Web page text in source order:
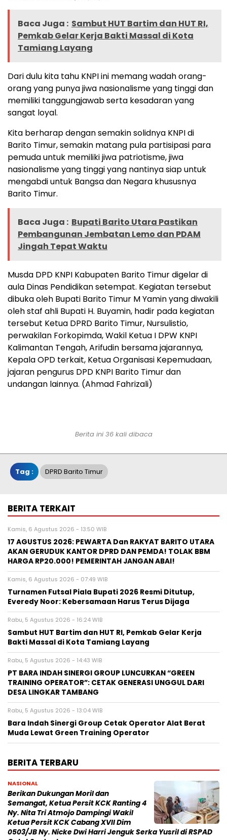
Baca Juga : Sambut HUT Bartim dan HUT RI,
Pemkab Gelar Kerja Bakti Massal di Kota
Tamiang Layang
Dari dulu kita tahu KNPI ini memang wadah orang-
orang yang punya jiwa nasionalisme yang tinggi dan
memiliki tanggungjawab serta kesadaran yang
sangat loyal.
Kita berharap dengan semakin solidnya KNPI di
Barito Timur, semakin matang pula partisipasi para
pemuda untuk memiliki jiwa patriotisme, jiwa
nasionalisme yang tinggi yang nantinya siap untuk
mengabdi untuk Bangsa dan Negara khususnya
Barito Timur.
Baca Juga : Bupati Barito Utara Pastikan
Pembangunan Jembatan Lemo dan PDAM
Jingah Tepat Waktu
Musda DPD KNPI Kabupaten Barito Timur digelar di
aula Dinas Pendidikan setempat. Kegiatan tersebut
dibuka oleh Bupati Barito Timur M Yamin yang diwakili
oleh staf ahli Bupati H. Buyamin, hadir pada kegiatan
tersebut Ketua DPRD Barito Timur, Nursulistio,
perwakilan Forkopimda, Wakil Ketua I DPW KNPI
Kalimantan Tengah, Arifudin bersama jajarannya,
Kepala OPD terkait, Ketua Organisasi Kepemudaan,
jajaran pengurus DPD KNPI Barito Timur dan
undangan lainnya. (Ahmad Fahrizali)
Berita ini 36 kali dibaca
Tag : DPRD Barito Timur
BERITA TERKAIT
Kamis, 6 Agustus 2026 - 13:50 WIB
17 AGUSTUS 2026: PEWARTA Dan RAKYAT BARITO UTARA
AKAN GERUDUK KANTOR DPRD DAN PEMDA! TOLAK BBM
HARGA RP20.000! PEMERINTAH JANGAN ABAI!
Kamis, 6 Agustus 2026 - 07:49 WIB
Turnamen Futsal Piala Bupati 2026 Resmi Ditutup,
Everedy Noor: Kebersamaan Harus Terus Dijaga
Rabu, 5 Agustus 2026 - 16:24 WIB
Sambut HUT Bartim dan HUT RI, Pemkab Gelar Kerja
Bakti Massal di Kota Tamiang Layang
Rabu, 5 Agustus 2026 - 14:43 WIB
PT BARA INDAH SINERGI GROUP LUNCURKAN “GREEN
TRAINING OPERATOR”: CETAK GENERASI UNGGUL DARI
DESA LINGKAR TAMBANG
Rabu, 5 Agustus 2026 - 13:04 WIB
Bara Indah Sinergi Group Cetak Operator Alat Berat
Muda Lewat Green Training Operator
BERITA TERBARU
NASIONAL
Berikan Dukungan Moril dan
Semangat, Ketua Persit KCK Ranting 4
Ny. Nita Tri Atmojo Dampingi Wakil
Ketua Persit KCK Cabang XVII Dim
0503/JB Ny. Nicke Dwi Harri Jenguk Serka Yusril di RSPAD